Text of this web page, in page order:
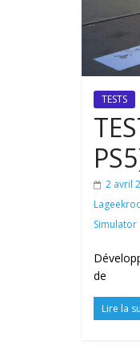
TESTS
2 avril
Simulator
de
Lire la